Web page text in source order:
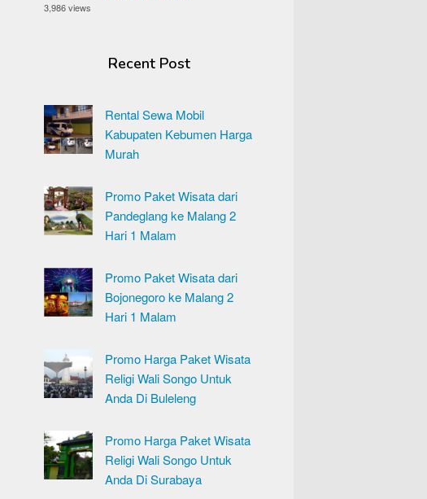
3,986 views
Recent Post
Rental Sewa Mobil
Kabupaten Kebumen Harga
Murah
Promo Paket Wisata dari
Pandeglang ke Malang 2
Hari 1 Malam
Promo Paket Wisata dari
Bojonegoro ke Malang 2
Hari 1 Malam
Promo Harga Paket Wisata
Religi Wali Songo Untuk
Anda Di Buleleng
Promo Harga Paket Wisata
Religi Wali Songo Untuk
Anda Di Surabaya